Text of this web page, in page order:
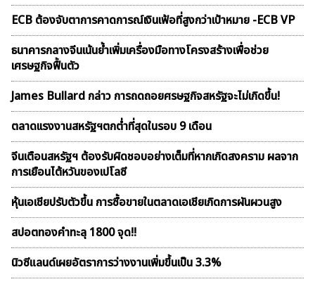
ECB ต้องจับตาการคาดการณ์เงินเฟ้อที่สูงกว่าเป้าหมาย -ECB VP
ธนาคารกลางจีนเน้นย้ำเพิ่มเครื่องมือทางโครงสร้างเพื่อช่วย
เศรษฐกิจฟื้นตัว
James Bullard กล่าว การถดถอยศรษฐกิจสหรัฐจะไม่เกิดขึ้น!
ตลาดเเรงงานสหรัฐฯตกต่ำที่สุดในรอบ 9 เดือน
จีนเตือนสหรัฐฯ ต้องรับผิดชอบอย่างเต็มที่หากเกิดสงคราม ผลจาก
การเยือนไต้หวันของเปโลซี
หุ้นเอเชียปรับตัวขึ้น การซื้อขายในตลาดเอเชียเกิดการผันผวนสูง
สปอตทองคำทะลุ 1800 จุด!!
นิวซีแลนด์เผยอัตราการว่างงานเพิ่มขึ้นเป็น 3.3%